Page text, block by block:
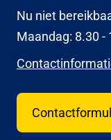
Nu niet
Maandag: 8.30 -